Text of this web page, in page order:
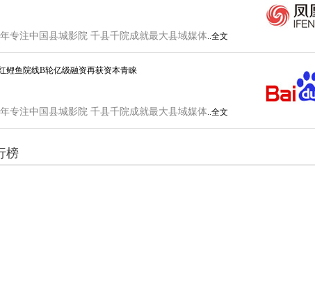
专注中国县城影院 千县千院成就最大县域媒体..全文
鲤鱼院线B轮亿级融资再获资本青睐
专注中国县城影院 千县千院成就最大县域媒体..全文
榜